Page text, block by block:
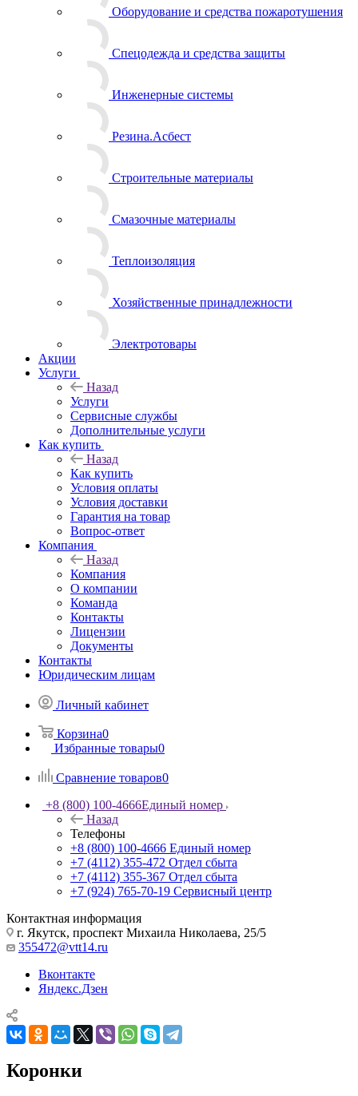
Оборудование и средства пожаротушения
Спецодежда и средства защиты
Инженерные системы
Резина.Асбест
Строительные материалы
Смазочные материалы
Теплоизоляция
Хозяйственные принадлежности
Электротовары
Акции
Услуги
Назад
Услуги
Сервисные службы
Дополнительные услуги
Как купить
Назад
Как купить
Условия оплаты
Условия доставки
Гарантия на товар
Вопрос-ответ
Компания
Назад
Компания
О компании
Команда
Контакты
Лицензии
Документы
Контакты
Юридическим лицам
Личный кабинет
Корзина0
Избранные товары0
Сравнение товаров0
+8 (800) 100-4666Единый номер
Назад
Телефоны
+8 (800) 100-4666 Единый номер
+7 (4112) 355-472 Отдел сбыта
+7 (4112) 355-367 Отдел сбыта
+7 (924) 765-70-19 Сервисный центр
Контактная информация
г. Якутск, проспект Михаила Николаева, 25/5
355472@vtt14.ru
Вконтакте
Яндекс.Дзен
Коронки